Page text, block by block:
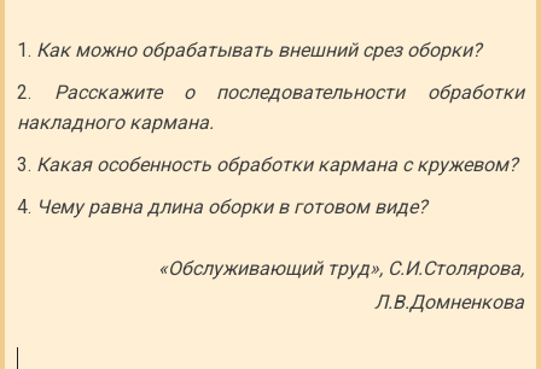
Как можно обрабатывать внешний срез оборки?
Расскажите о последовательности обработки
накладного кармана.
Какая особенность обработки кармана с кружевом?
Чему равна длина оборки в готовом виде?
«Обслуживающий труд», С.И.Столярова,
Л.В.Домненкова